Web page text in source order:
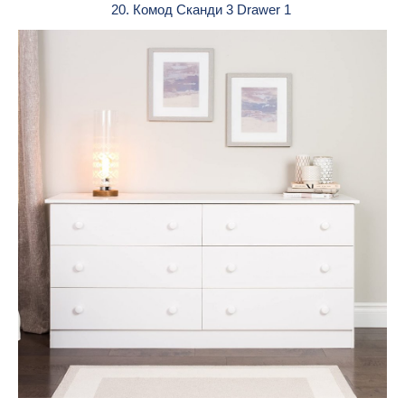
20. Комод Сканди 3 Drawer 1